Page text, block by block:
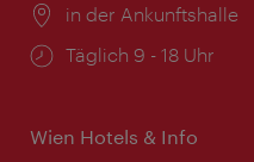
Ort:
in der Ankunftshalle
Öffnungszeiten:
Täglich 9 - 18 Uhr
Wien Hotels & Info